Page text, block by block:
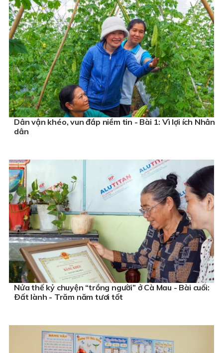
Dân vận khéo, vun đắp niềm tin - Bài 1: Vì lợi ích Nhân
dân
Nửa thế kỷ chuyện “trồng người” ở Cà Mau - Bài cuối:
Ðất lành - Trăm năm tươi tốt